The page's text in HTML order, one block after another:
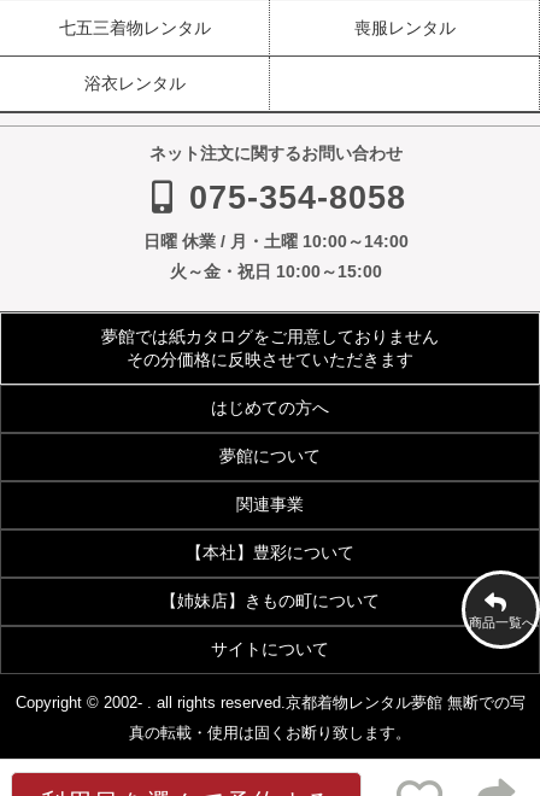
商品一覧へ
七五三着物レンタル 喪服レンタル
浴衣レンタル
ネット注文に関するお問い合わせ
075-354-8058
日曜 休業 / 月・土曜 10:00～14:00
火～金・祝日 10:00～15:00
夢館では紙カタログをご用意しておりません
その分価格に反映させていただきます
はじめての方へ
夢館について
お問い合わせ
関連事業
【着付・美容】夢館beauty 京都観光着物レンタル
京都烏丸五条観光案内所
【本社】豊彩について
豊彩公式サイト きものクリニック
【姉妹店】きもの町について
着物・和装通販 京都きもの町
[KIMONOMACHI]本店
[七五三特集]
浴衣
[浴衣館]
成人式 振袖
[振袖館]
サイトについて
特定商取引法に基づく表示 プライバシーポリシー
スタッフ募集
Copyright © 2002- . all rights reserved.京都着物レンタル夢館無断での写
真の転載・使用は固くお断り致します。